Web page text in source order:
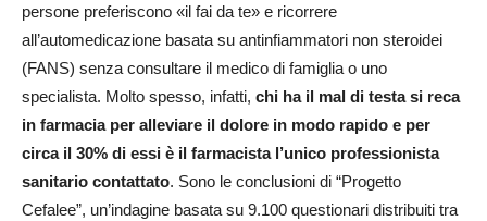
persone preferiscono «il fai da te» e ricorrere
all’automedicazione basata su antinfiammatori non steroidei
(FANS) senza consultare il medico di famiglia o uno
specialista. Molto spesso, infatti, chi ha il mal di testa si reca
in farmacia per alleviare il dolore in modo rapido e per
circa il 30% di essi è il farmacista l’unico professionista
sanitario contattato. Sono le conclusioni di “Progetto
Cefalee”, un’indagine basata su 9.100 questionari distribuiti tra